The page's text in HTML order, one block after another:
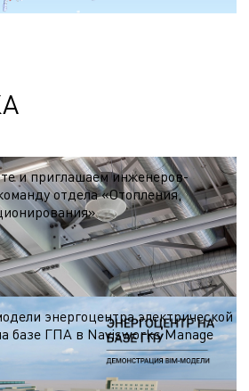
и приглашаем инженеров-
отдела «Отопления,
которые хотят стать частью
энергоцентра электрической
базе ГПА в Navisworks Manage
электрической мощностью 25 МВт на
— природный газ